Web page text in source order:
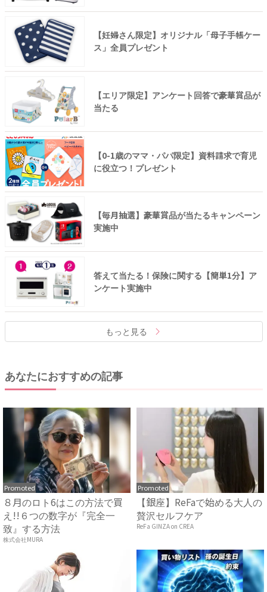
【妊婦さん限定】オリジナル「母子手帳ケー
ス」全員プレゼント
【エリア限定】アンケート回答で豪華賞品が
当たる
【0-1歳のママ・パパ限定】資料請求で育児
に役立つ！プレゼント
【毎月抽選】豪華賞品が当たるキャンペーン
実施中
答えて当たる！保険に関する【簡単1分】ア
ンケート実施中
もっと見る
あなたにおすすめの記事
Promoted
８月のロト6はこの方法で買
え!!６つの数字が『完全一
致』する方法
株式会社MURA
Promoted
【銀座】ReFaで始める大人の
贅沢セルフケア
ReFa GINZA on CREA